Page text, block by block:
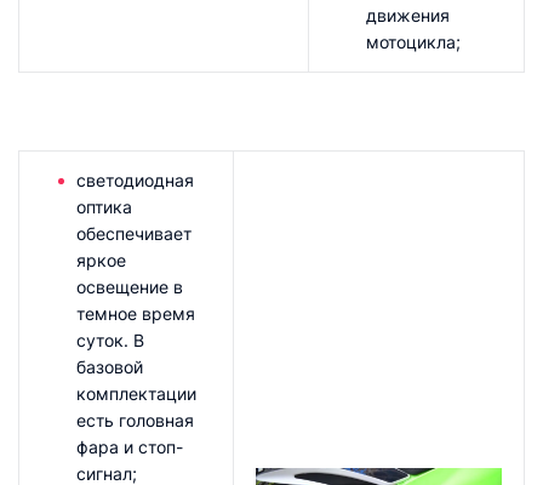
движения
мотоцикла;
светодиодная
оптика
обеспечивает
яркое
освещение в
темное время
суток. В
базовой
комплектации
есть головная
фара и стоп-
сигнал;